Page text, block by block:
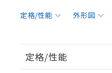
定格/性能 外形図
定格/性能